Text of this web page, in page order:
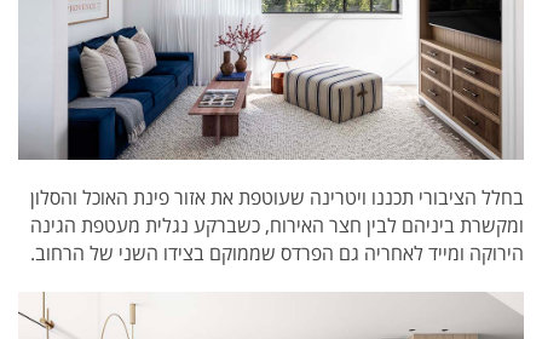
בחלל הציבורי תכננו ויטרינה שעוטפת את אזור פינת האוכל והסלון
ומקשרת ביניהם לבין חצר האירוח, כשברקע נגלית מעטפת הגינה
הירוקה ומייד לאחריה גם הפרדס שממוקם בצידו השני של הרחוב.